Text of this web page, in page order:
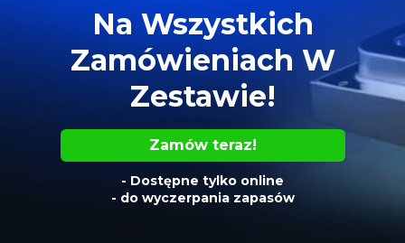
Na Wszystkich
Zamówieniach W
Zestawie!
Zamów teraz!
- Dostępne tylko online
- do wyczerpania zapasów